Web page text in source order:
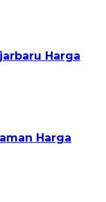
Harga
Harga